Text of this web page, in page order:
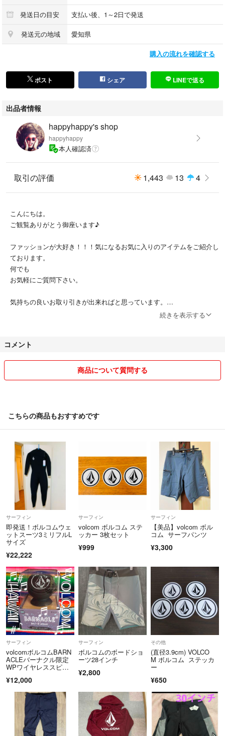
発送日の目安 支払い後、1～2日で発送
発送元の地域 愛知県
購入の流れを確認する
ポスト シェア LINEで送る
出品者情報
happyhappy's shop
happyhappy
本人確認済
取引の評価 1,443 13 4
こんにちは。
ご観覧ありがとう御座います♪
ファッションが大好き！！！気になるお気に入りのアイテムをご紹介し
ております。
何でも
お気軽にご質問下さい。
気持ちの良いお取り引きが出来ればと思っています。
発送後のお品に対しては責任を負い兼ねます、お品追跡依頼は対応させ
続きを表示する
コメント
商品について質問する
こちらの商品もおすすめです
サーフィン
即発送！ボルコムウェ
ットスーツ3ミリフルL
サイズ
¥22,222
サーフィン
volcom ボルコム ステ
ッカー 3枚セット
¥999
サーフィン
【美品】volcom ボル
コム サーフパンツ
¥3,300
サーフィン
volcomボルコムBARN
ACLEバーナクル限定
WPワイヤレススピー
¥12,000
サーフィン
ボルコムのボードショ
ーツ28インチ
¥2,800
その他
(直径3.9cm) VOLCO
M ボルコム ステッカ
ー
¥650